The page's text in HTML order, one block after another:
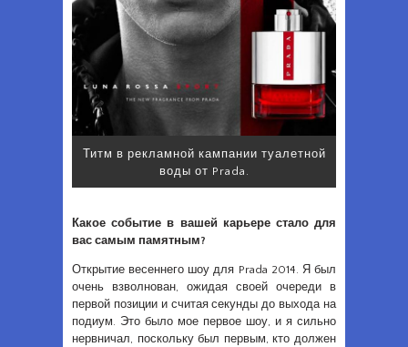
Титм в рекламной кампании туалетной
воды от Prada.
Какое событие в вашей карьере стало для
вас самым памятным?
Открытие весеннего шоу для Prada 2014. Я был
очень взволнован, ожидая своей очереди в
первой позиции и считая секунды до выхода на
подиум. Это было мое первое шоу, и я сильно
нервничал, поскольку был первым, кто должен